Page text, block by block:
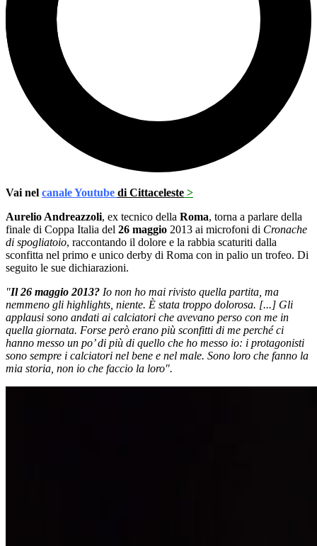
Vai nel canale Youtube di Cittaceleste >
Aurelio Andreazzoli, ex tecnico della Roma, torna a parlare della
finale di Coppa Italia del 26 maggio 2013 ai microfoni di Cronache
di spogliatoio, raccontando il dolore e la rabbia scaturiti dalla
sconfitta nel primo e unico derby di Roma con in palio un trofeo. Di
seguito le sue dichiarazioni.
"Il 26 maggio 2013? Io non ho mai rivisto quella partita, ma
nemmeno gli highlights, niente. È stata troppo dolorosa. [...] Gli
applausi sono andati ai calciatori che avevano perso con me in
quella giornata. Forse però erano più sconfitti di me perché ci
hanno messo un po’ di più di quello che ho messo io: i protagonisti
sono sempre i calciatori nel bene e nel male. Sono loro che fanno la
mia storia, non io che faccio la loro".